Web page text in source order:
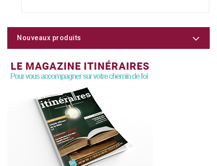
Nouveaux produits